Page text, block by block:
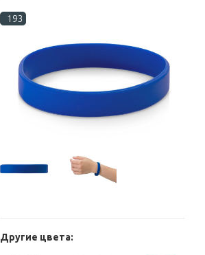
193
Другие цвета: